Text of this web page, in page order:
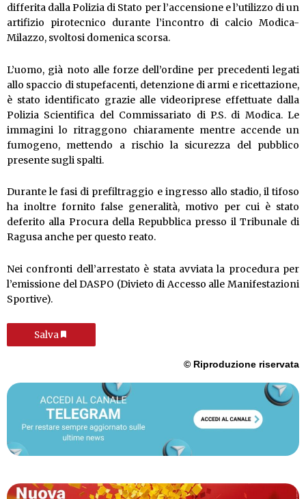
differita dalla Polizia di Stato per l’accensione e l’utilizzo di un
artifizio pirotecnico durante l’incontro di calcio Modica-
Milazzo, svoltosi domenica scorsa.
L’uomo, già noto alle forze dell’ordine per precedenti legati
allo spaccio di stupefacenti, detenzione di armi e ricettazione,
è stato identificato grazie alle videoriprese effettuate dalla
Polizia Scientifica del Commissariato di P.S. di Modica. Le
immagini lo ritraggono chiaramente mentre accende un
fumogeno, mettendo a rischio la sicurezza del pubblico
presente sugli spalti.
Durante le fasi di prefiltraggio e ingresso allo stadio, il tifoso
ha inoltre fornito false generalità, motivo per cui è stato
deferito alla Procura della Repubblica presso il Tribunale di
Ragusa anche per questo reato.
Nei confronti dell’arrestato è stata avviata la procedura per
l’emissione del DASPO (Divieto di Accesso alle Manifestazioni
Sportive).
Salva
© Riproduzione riservata